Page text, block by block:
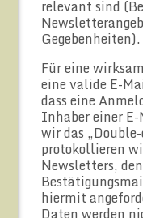
relevant sind
Gegebenheiten).
Für eine
eine valide E-
dass eine
Inhaber einer
wir das
protokollieren
Newsletters,
hiermit